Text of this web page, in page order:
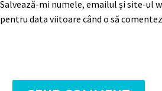
Salvează-mi numele, emailul și site-ul
pentru data viitoare când o să